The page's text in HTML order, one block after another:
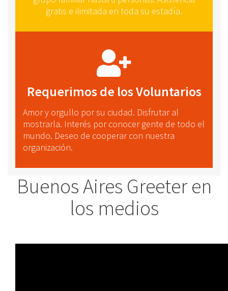
gratis e ilimitada en toda su estadía.
Requerimos de los Voluntarios
Amor y orgullo por su ciudad. Disfrutar al
mostrarla. Interés por conocer gente de todo el
mundo. Deseo de cooperar con nuestra
organización.
Buenos Aires Greeter en
los medios